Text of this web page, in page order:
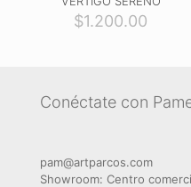
$1.200.00
Conéctate con
pam@artparcos.com
Showroom: Centro